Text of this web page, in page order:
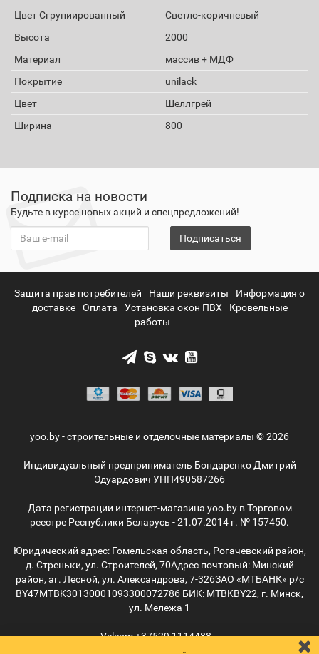
Цвет Сгрупиированный
Светло-коричневый
Высота
2000
Материал
массив + МДФ
Покрытие
unilack
Цвет
Шеллгрей
Ширина
800
Подписка на новости
Будьте в курсе новых акций и спецпредложений!
Подписаться
Защита прав потребителей Наши реквизиты
Информация о
доставке
Оплата Установка окон ПВХ
Кровельные
работы
yoo.by - строительные и отделочные материалы © 2026
Индивидуальный предприниматель Бондаренко Дмитрий
Эдуардович УНП490587266
Дата регистрации интернет-магазина yoo.by в Торговом
реестре Республики Беларусь - 21.07.2014 г. № 157450.
Юридический адрес: Гомельская область, Рогачевский район,
д. Стреньки, ул. Строителей, 70Адрес почтовый: Минский
район, аг. Лесной, ул. Александрова, 7-326ЗАО «МТБАНК» р/с
BY47MTBK30130001093300072786 БИК: MTBKBY22, г. Минск,
ул. Мележа 1
Velcom+375291114488
5055515